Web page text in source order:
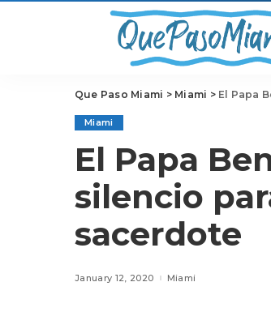
Que Paso Miami > Miami > El Papa
Miami
El Papa
silencio
sacerdote
January 12, 2020 Miami